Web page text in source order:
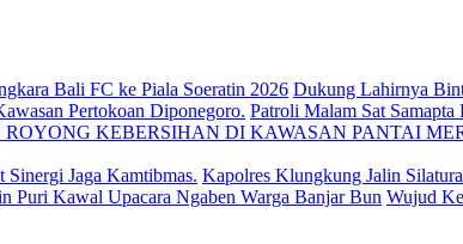
Dukung Lahirnya
Patroli Malam Sat
Kapolres Klungkung Jalin
Wujud